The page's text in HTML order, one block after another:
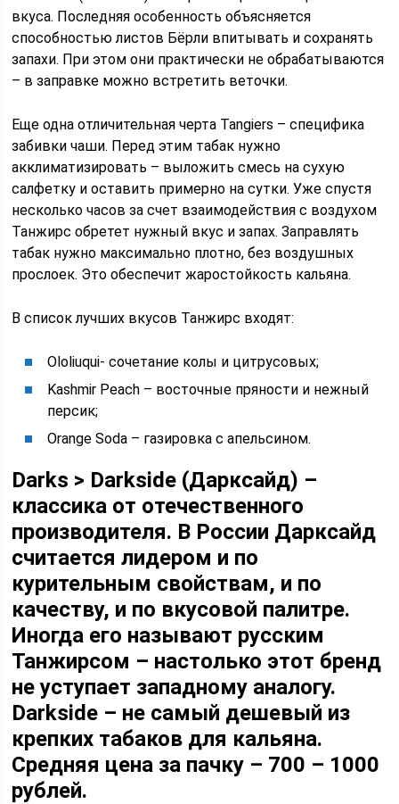
вкуса. Последняя особенность объясняется
способностью листов Бёрли впитывать и сохранять
запахи. При этом они практически не обрабатываются
– в заправке можно встретить веточки.
Еще одна отличительная черта Tangiers – специфика
забивки чаши. Перед этим табак нужно
акклиматизировать – выложить смесь на сухую
салфетку и оставить примерно на сутки. Уже спустя
несколько часов за счет взаимодействия с воздухом
Танжирс обретет нужный вкус и запах. Заправлять
табак нужно максимально плотно, без воздушных
прослоек. Это обеспечит жаростойкость кальяна.
В список лучших вкусов Танжирс входят:
Ololiuqui- сочетание колы и цитрусовых;
Kashmir Peach – восточные пряности и нежный
персик;
Orange Soda – газировка с апельсином.
Darks > Darkside (Дарксайд) –
классика от отечественного
производителя. В России Дарксайд
считается лидером и по
курительным свойствам, и по
качеству, и по вкусовой палитре.
Иногда его называют русским
Танжирсом – настолько этот бренд
не уступает западному аналогу.
Darkside – не самый дешевый из
крепких табаков для кальяна.
Средняя цена за пачку – 700 – 1000
рублей.